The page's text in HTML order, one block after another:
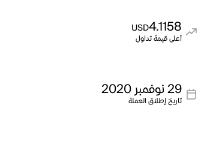
4.1158
USD
أعلى قيمة تداول
29 نوفمبر 2020
تاريخ إطلاق العملة